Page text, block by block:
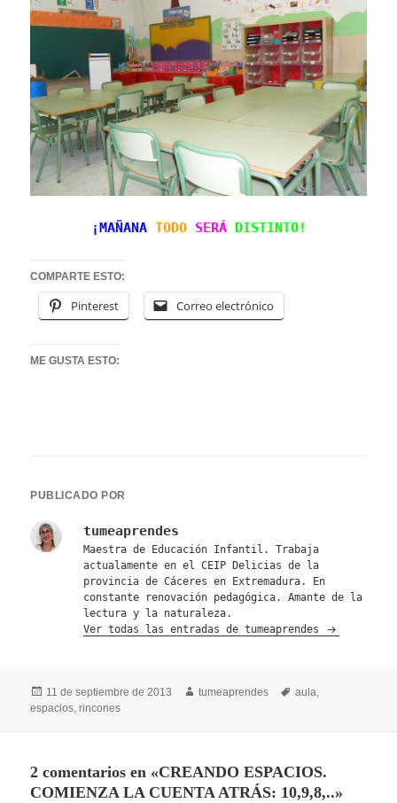
¡MAÑANA TODO SERÁ DISTINTO!
COMPARTE ESTO:
Pinterest Correo electrónico
ME GUSTA ESTO:
PUBLICADO POR
tumeaprendes
Maestra de Educación Infantil. Trabaja
actualamente en el CEIP Delicias de la
provincia de Cáceres en Extremadura. En
constante renovación pedagógica. Amante de la
lectura y la naturaleza.
Ver todas las entradas de tumeaprendes
Publicado
el
11 de septiembre de 2013 Autor
tumeaprendes Etiquetas
aula
espacios ,rincones
2 comentarios en «CREANDO ESPACIOS.
COMIENZA LA CUENTA ATRÁS: 10,9,8,..»